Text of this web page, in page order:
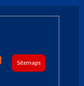
Sitemaps